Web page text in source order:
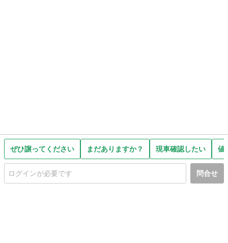
ぜひ譲ってください まだありますか？ 現車確認したい 値
問合せ